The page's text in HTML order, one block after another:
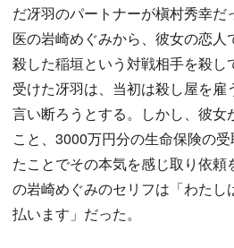
だ冴羽のパートナーが槇村秀幸
医の岩崎めぐみから、彼女の恋人
殺した稲垣という対戦相手を殺し
受けた冴羽は、当初は殺し屋を雇
言い断ろうとする。しかし、彼女
こと、3000万円分の生命保険の
たことでその本気を感じ取り依
の岩崎めぐみのセリフは「わたし
払います」だった。